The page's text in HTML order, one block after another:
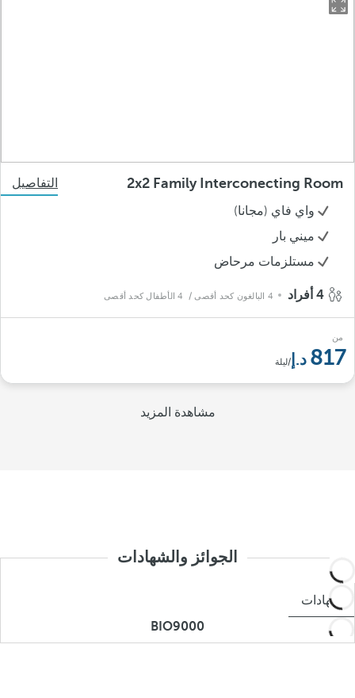
2x2 Family Interconecting Room
التفاصيل
واي فاي (مجانا)
ميني بار
مستلزمات مرحاض
4 البالغون كحد أقصى / 4 الأطفال كحد أقصى
من
817 /ليلة
مشاهدة المزيد
الجوائز والشهادات
شهادات
BIO9000